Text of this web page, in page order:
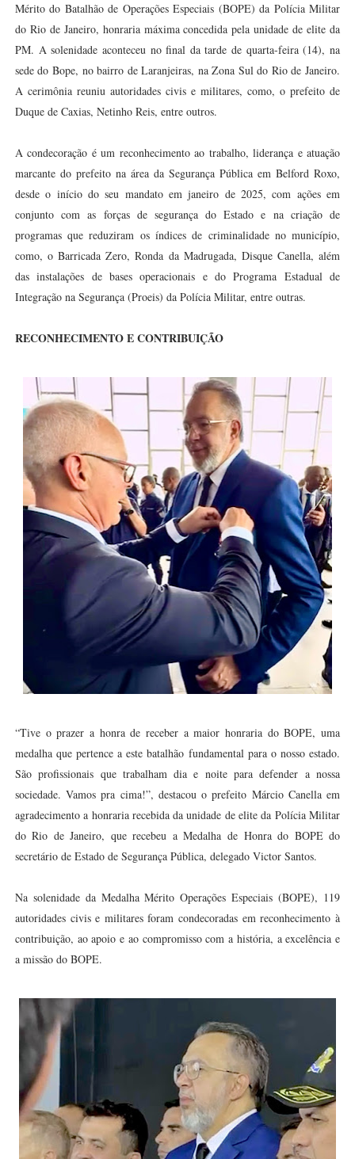
Mérito do Batalhão de Operações Especiais (BOPE) da Polícia Militar
do Rio de Janeiro, honraria máxima concedida pela unidade de elite da
PM. A solenidade aconteceu no final da tarde de quarta-feira (14), na
sede do Bope, no bairro de Laranjeiras, na Zona Sul do Rio de Janeiro.
A cerimônia reuniu autoridades civis e militares, como, o prefeito de
Duque de Caxias, Netinho Reis, entre outros.
A condecoração é um reconhecimento ao trabalho, liderança e atuação
marcante do prefeito na área da Segurança Pública em Belford Roxo,
desde o início do seu mandato em janeiro de 2025, com ações em
conjunto com as forças de segurança do Estado e na criação de
programas que reduziram os índices de criminalidade no município,
como, o Barricada Zero, Ronda da Madrugada, Disque Canella, além
das instalações de bases operacionais e do Programa Estadual de
Integração na Segurança (Proeis) da Polícia Militar, entre outras.
RECONHECIMENTO E CONTRIBUIÇÃO
“Tive o prazer a honra de receber a maior honraria do BOPE, uma
medalha que pertence a este batalhão fundamental para o nosso estado.
São profissionais que trabalham dia e noite para defender a nossa
sociedade. Vamos pra cima!”, destacou o prefeito Márcio Canella em
agradecimento a honraria recebida da unidade de elite da Polícia Militar
do Rio de Janeiro, que recebeu a Medalha de Honra do BOPE do
secretário de Estado de Segurança Pública, delegado Victor Santos.
Na solenidade da Medalha Mérito Operações Especiais (BOPE), 119
autoridades civis e militares foram condecoradas em reconhecimento à
contribuição, ao apoio e ao compromisso com a história, a excelência e
a missão do BOPE.